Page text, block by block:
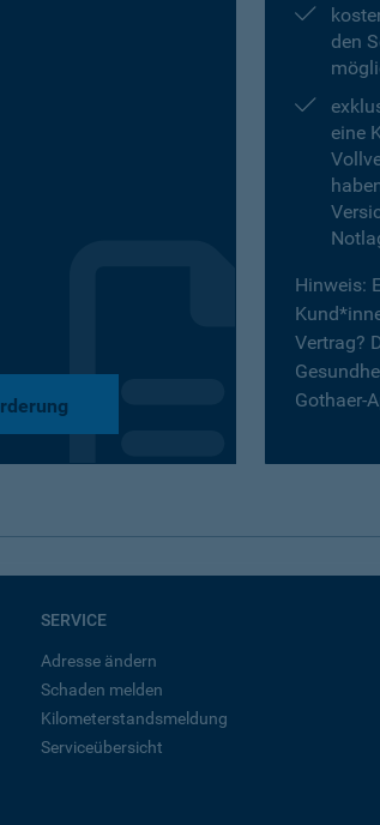
den
eine
Hinweis:
Vertrag?
Gothaer-
SERVICE
Adresse ändern
Schaden melden
Kilometerstandsmeldung
Serviceübersicht